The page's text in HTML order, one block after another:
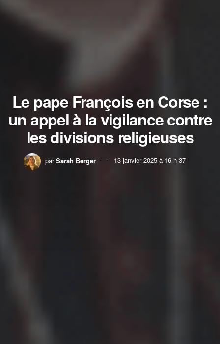
Le pape François en Corse :
un appel à la vigilance contre
les divisions religieuses
par Sarah Berger 13 janvier 2025 à 16 h 37